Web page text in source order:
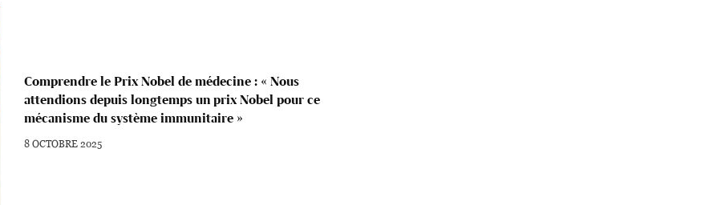
Comprendre le Prix Nobel de médecine : « Nous
attendions depuis longtemps un prix Nobel pour ce
mécanisme du système immunitaire »
8 OCTOBRE 2025